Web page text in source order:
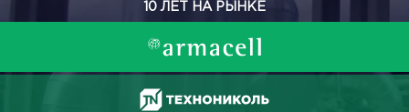
10 ЛЕТ НА РЫНКЕ